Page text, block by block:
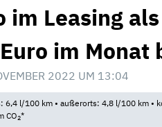
im Leasing
im Monat
2022 UM 13:04
6,4 l/100 km • außerorts: 4,8 l/100 km •
CO2*